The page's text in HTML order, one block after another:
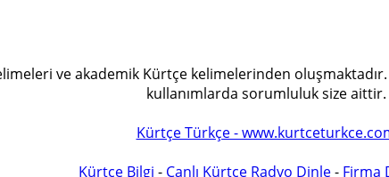
ve akademik Kürtçe kelimelerinden
kullanımlarda sorumluluk size aittir.
Kürtçe Türkçe -
Kürtçe Bilgi - Canlı Kürtçe Radyo Dinle- Firma